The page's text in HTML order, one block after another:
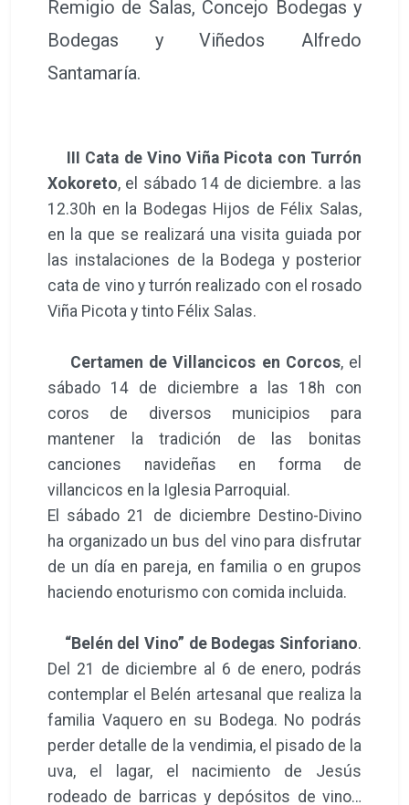
Remigio de Salas, Concejo Bodegas y
Bodegas y Viñedos Alfredo
Santamaría.
III Cata de Vino Viña Picota con Turrón
Xokoreto, el sábado 14 de diciembre. a las
12.30h en la Bodegas Hijos de Félix Salas,
en la que se realizará una visita guiada por
las instalaciones de la Bodega y posterior
cata de vino y turrón realizado con el rosado
Viña Picota y tinto Félix Salas.
Certamen de Villancicos en Corcos, el
sábado 14 de diciembre a las 18h con
coros de diversos municipios para
mantener la tradición de las bonitas
canciones navideñas en forma de
villancicos en la Iglesia Parroquial.
El sábado 21 de diciembre Destino-Divino
ha organizado un bus del vino para disfrutar
de un día en pareja, en familia o en grupos
haciendo enoturismo con comida incluida.
“Belén del Vino” de Bodegas Sinforiano.
Del 21 de diciembre al 6 de enero, podrás
contemplar el Belén artesanal que realiza la
familia Vaquero en su Bodega. No podrás
perder detalle de la vendimia, el pisado de la
uva, el lagar, el nacimiento de Jesús
rodeado de barricas y depósitos de vino…